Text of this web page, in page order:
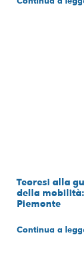
Teoresi alla
della
Piemonte
Continua a